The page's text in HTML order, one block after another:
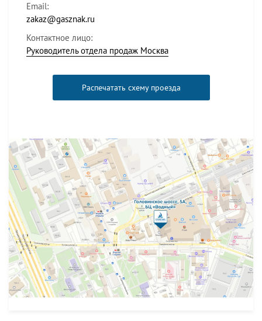
Email:
zakaz@gasznak.ru
Контактное лицо:
Руководитель отдела продаж Москва
Распечатать схему проезда